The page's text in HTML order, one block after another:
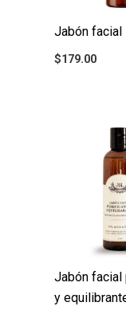
Jabón facial
$179.00
Jabón facial
y